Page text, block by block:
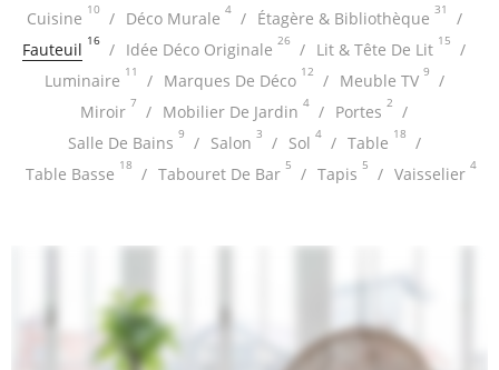
Cuisine 10 Déco Murale 4 Étagère & Bibliothèque 31
Fauteuil 16 Idée Déco Originale 26 Lit & Tête De Lit 15
Luminaire 11 Marques De Déco 12 Meuble TV 9
Miroir 7 Mobilier De Jardin 4 Portes 2
Salle De Bains 9 Salon 3 Sol 4 Table 18
Table Basse 18 Tabouret De Bar 5 Tapis 5 Vaisselier 4